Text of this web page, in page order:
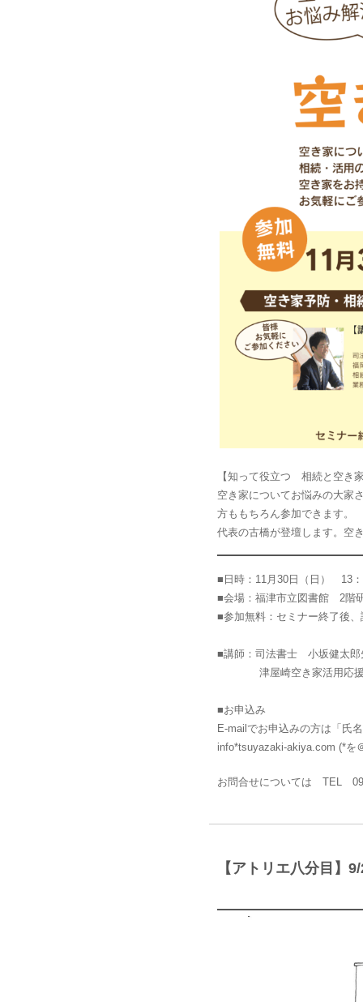
【知って役立つ 相続と空き
空き家についてお悩みの大家
方ももちろん参加できます。
代表の古橋が登壇します。空
■日時：11月30日（日） 13
■会場：福津市立図書館 2階
■参加無料：セミナー終了後
■講師：司法書士 小坂健太郎
津屋崎空き家活用応援
■お申込み
E-mailでお申込みの方は「氏
info*tsuyazaki-akiya.com (*を
お問合せについては TEL
【アトリエ八分目】